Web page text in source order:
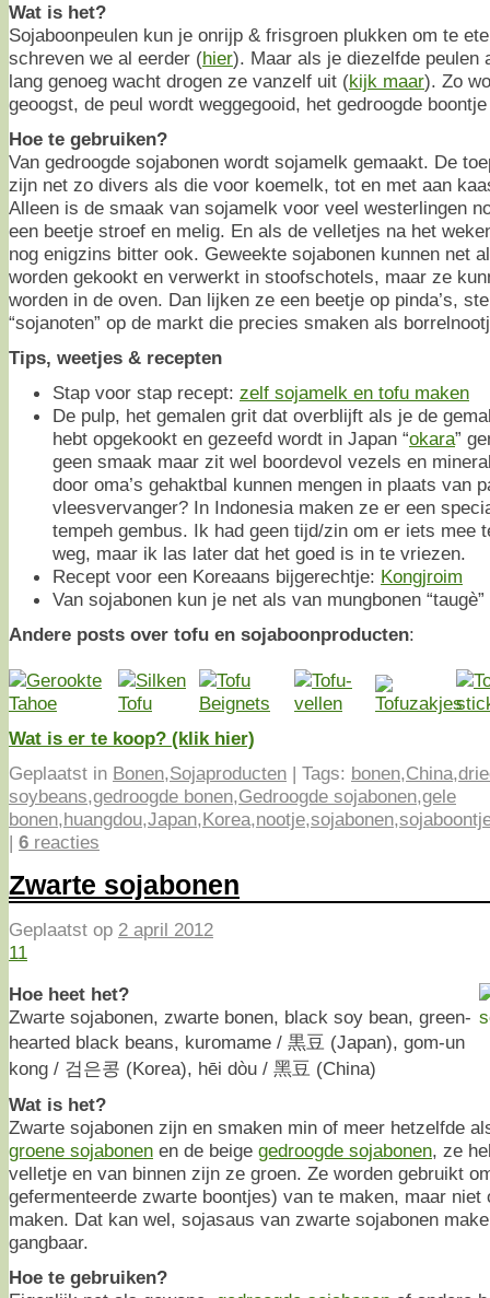
Wat is het?
Sojaboonpeulen kun je onrijp & frisgroen plukken om te
schreven we al eerder (hier). Maar als je diezelfde peulen
lang genoeg wacht drogen ze vanzelf uit (kijk maar). Zo
geoogst, de peul wordt weggegooid, het gedroogde
Hoe te gebruiken?
Van gedroogde sojabonen wordt sojamelk gemaakt. De
zijn net zo divers als die voor koemelk, tot en met aan
Alleen is de smaak van sojamelk voor veel westerlingen
een beetje stroef en melig. En als de velletjes na het
nog enigzins bitter ook. Geweekte sojabonen kunnen net
worden gekookt en verwerkt in stoofschotels, maar ze
worden in de oven. Dan lijken ze een beetje op pinda’s,
“sojanoten” op de markt die precies smaken als
Tips, weetjes & recepten
Stap voor stap recept: zelf sojamelk en tofu maken
De pulp, het gemalen grit dat overblijft als je de
hebt opgekookt en gezeefd wordt in Japan “okara”
geen smaak maar zit wel boordevol vezels en
door oma’s gehaktbal kunnen mengen in plaats van
vleesvervanger? In Indonesia maken ze er een
tempeh gembus. Ik had geen tijd/zin om er iets mee
weg, maar ik las later dat het goed is in te vriezen.
Recept voor een Koreaans bijgerechtje: Kongjroim
Van sojabonen kun je net als van mungbonen
Andere posts over tofu en sojaboonproducten:
Wat is er te koop? (klik hier)
Geplaatst in Bonen,Sojaproducten | Tags: bonen,China,
soybeans,gedroogde bonen,Gedroogde sojabonen,gele
bonen,huangdou,Japan,Korea,nootje,sojabonen,
| 6 reacties
Zwarte sojabonen
Geplaatst op 2 april 2012
11
Hoe heet het?
Zwarte sojabonen, zwarte bonen, black soy bean, green-
hearted black beans, kuromame / 黒豆 (Japan), gom-un
kong / 검은콩 (Korea), hēi dòu / 黑豆 (China)
Wat is het?
Zwarte sojabonen zijn en smaken min of meer hetzelfde
groene sojabonen en de beige gedroogde sojabonen, ze
velletje en van binnen zijn ze groen. Ze worden gebruikt
gefermenteerde zwarte boontjes) van te maken, maar niet
maken. Dat kan wel, sojasaus van zwarte sojabonen
gangbaar.
Hoe te gebruiken?